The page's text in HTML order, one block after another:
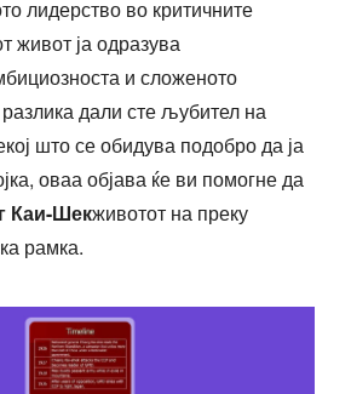
лидерство во критичните
живот ја одразува
и сложеното
дали сте љубител на
што се обидува подобро да ја
оваа објава ќе ви помогне да
Каи-Шекживотот на преку
рамка.